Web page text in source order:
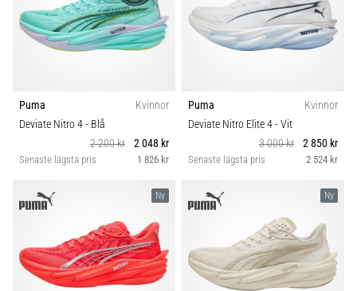
Vad…
artiklar
Puma
Kvinnor
Deviate Nitro 4- Blå
2 200 kr
2 048 kr
Senaste lägsta pris 1 826 kr
Puma
Kvinnor
Deviate Nitro Elite 4- Vit
3 000 kr
2 850 kr
Senaste lägsta pris 2 524 kr
Ny Ny